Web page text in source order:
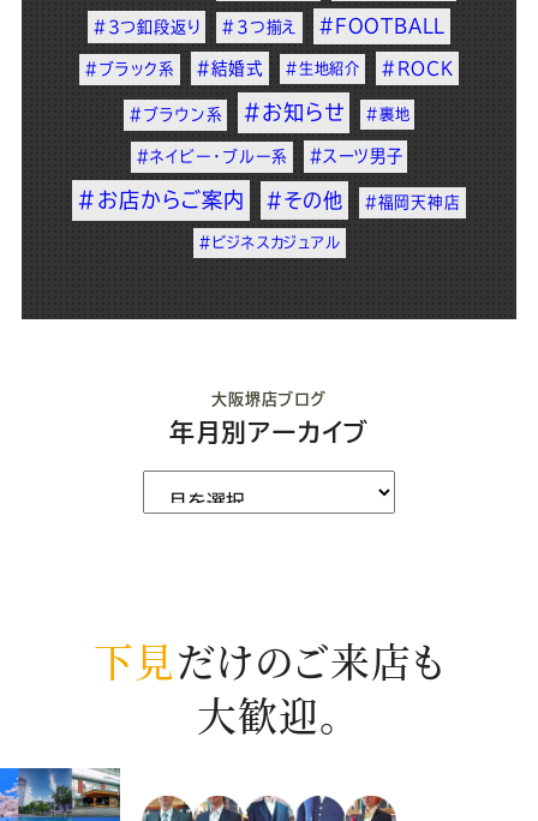
#3つ釦段返り #3つ揃え #FOOTBALL
#ブラック系 #結婚式 #生地紹介 #ROCK
#ブラウン系 #お知らせ #裏地
#ネイビー・ブルー系 #スーツ男子
#お店からご案内 #その他 #福岡天神店
#ビジネスカジュアル
大阪堺店ブログ
年月別アーカイブ
下見だけのご来店も
大歓迎。